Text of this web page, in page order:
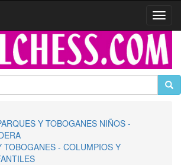
Y TOBOGANES NIÑOS -
TOBOGANES - COLUMPIOS Y